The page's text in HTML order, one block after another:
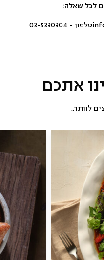
לכל שאלה:
טלפון - 03-5330304
אתכם
לוותר..